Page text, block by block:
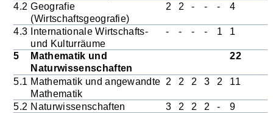
4.2 Geografie
(Wirtschaftsgeografie)
2 2 - - - 4
4.3 Internationale Wirtschafts-
und Kulturräume
- - - - 1 1
5
Mathematik und
Naturwissenschaften
22
5.1 Mathematik und angewandte
Mathematik
2 2 2 3 2 11
5.2 Naturwissenschaften 3 2 2 2 -
9